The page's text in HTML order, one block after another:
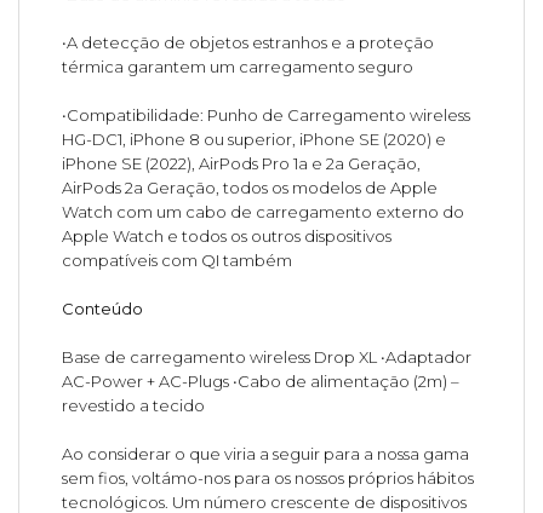
•A detecção de objetos estranhos e a proteção
térmica garantem um carregamento seguro
•Compatibilidade: Punho de Carregamento wireless
HG-DC1, iPhone 8 ou superior, iPhone SE (2020) e
iPhone SE (2022), AirPods Pro 1a e 2a Geração,
AirPods 2a Geração, todos os modelos de Apple
Watch com um cabo de carregamento externo do
Apple Watch e todos os outros dispositivos
compatíveis com QI também
Conteúdo
Base de carregamento wireless Drop XL •Adaptador
AC-Power + AC-Plugs •Cabo de alimentação (2m) –
revestido a tecido
Ao considerar o que viria a seguir para a nossa gama
sem fios, voltámo-nos para os nossos próprios hábitos
tecnológicos. Um número crescente de dispositivos